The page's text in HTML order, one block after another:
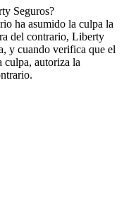
Seguros?
ha asumido la culpa la
del contrario, Liberty
y cuando verifica que el
culpa, autoriza la